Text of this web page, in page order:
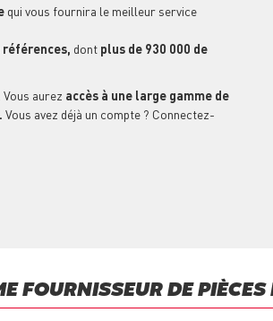
qui vous fournira le meilleur service
références, dont plus de 930 000 de
aurez accès à une large gamme de
Vous avez déjà un compte ? Connectez-
FOURNISSEUR DE